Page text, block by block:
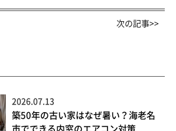
次の記事>>
2026.07.13
築50年の古い家はなぜ暑い？海老名
市でできる内窓のエアコン対策